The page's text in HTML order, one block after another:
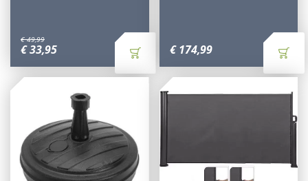
€ 49,99
€33,95 € 174,99